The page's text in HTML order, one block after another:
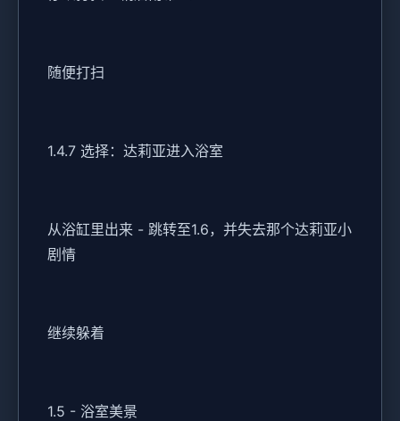
随便打扫
1.4.7 选择：达莉亚进入浴室
从浴缸里出来 - 跳转至1.6，并失去那个达莉亚小
剧情
继续躲着
1.5 - 浴室美景